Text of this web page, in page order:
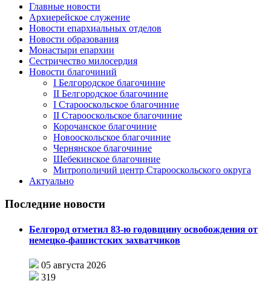
Главные новости
Архиерейское служение
Новости епархиальных отделов
Новости образования
Монастыри епархии
Сестричество милосердия
Новости благочиний
I Белгородское благочиние
II Белгородское благочиние
I Старооскольское благочиние
II Старооскольское благочиние
Корочанское благочиние
Новооскольское благочиние
Чернянское благочиние
Шебекинское благочиние
Митрополичий центр Старооскольского округа
Актуально
Последние новости
Белгород отметил 83-ю годовщину освобождения от
немецко-фашистских захватчиков
05 августа 2026
319